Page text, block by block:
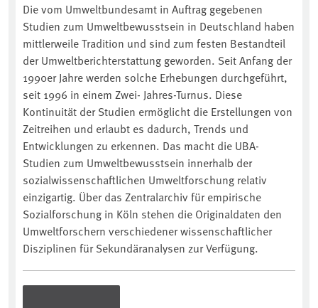
Die vom Umweltbundesamt in Auftrag gegebenen
Studien zum Umweltbewusstsein in Deutschland haben
mittlerweile Tradition und sind zum festen Bestandteil
der Umweltberichterstattung geworden. Seit Anfang der
1990er Jahre werden solche Erhebungen durchgeführt,
seit 1996 in einem Zwei- Jahres-Turnus. Diese
Kontinuität der Studien ermöglicht die Erstellungen von
Zeitreihen und erlaubt es dadurch, Trends und
Entwicklungen zu erkennen. Das macht die UBA-
Studien zum Umweltbewusstsein innerhalb der
sozialwissenschaftlichen Umweltforschung relativ
einzigartig. Über das Zentralarchiv für empirische
Sozialforschung in Köln stehen die Originaldaten den
Umweltforschern verschiedener wissenschaftlicher
Disziplinen für Sekundäranalysen zur Verfügung.